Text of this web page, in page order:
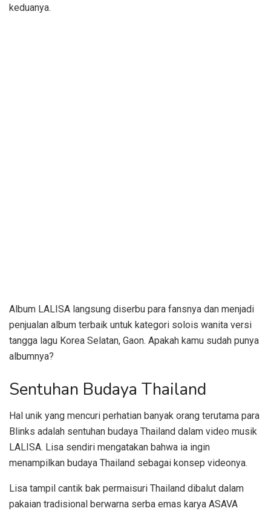
keduanya.
Album LALISA langsung diserbu para fansnya dan menjadi
penjualan album terbaik untuk kategori solois wanita versi
tangga lagu Korea Selatan, Gaon. Apakah kamu sudah punya
albumnya?
Sentuhan Budaya Thailand
Hal unik yang mencuri perhatian banyak orang terutama para
Blinks adalah sentuhan budaya Thailand dalam video musik
LALISA. Lisa sendiri mengatakan bahwa ia ingin
menampilkan budaya Thailand sebagai konsep videonya.
Lisa tampil cantik bak permaisuri Thailand dibalut dalam
pakaian tradisional berwarna serba emas karya ASAVA